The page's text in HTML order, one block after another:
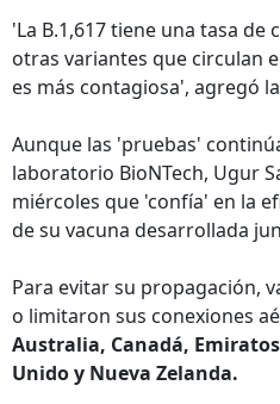
'La B.1,617 tiene una tasa
otras variantes que circulan
es más contagiosa', agregó
Aunque las 'pruebas'
laboratorio BioNTech, Ugur
miércoles que 'confía' en la
de su vacuna desarrollada
Para evitar su propagación,
o limitaron sus conexiones
Australia, Canadá,
Unido y Nueva Zelanda.